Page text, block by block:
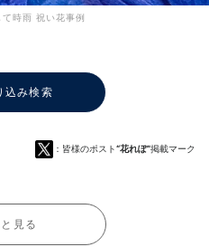
て時雨 祝い花事例
込み検索
：皆様のポスト“花れぽ”掲載マーク
見る